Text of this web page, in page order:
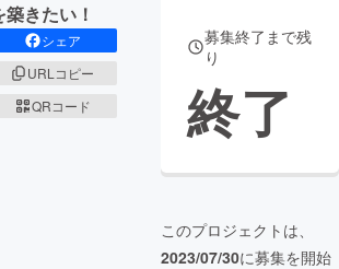
きたい！
シェア
URLコピー
QRコード
募集終了まで残
り
終了
このプロジェクトは、
2023/07/30に募集を開始